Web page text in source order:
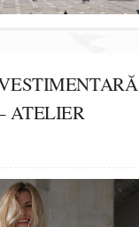
ATELIER